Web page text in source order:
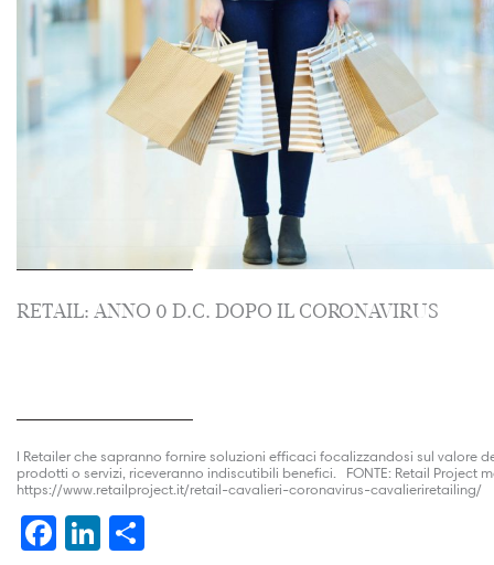
RETAIL: ANNO 0 D.C. DOPO IL CORONAVIRUS
I Retailer che sapranno fornire soluzioni efficaci focalizzandosi sul valore
prodotti o servizi, riceveranno indiscutibili benefici. FONTE: Retail Project
https://www.retailproject.it/retail-cavalieri-coronavirus-cavalieriretailing/
Facebook
LinkedIn